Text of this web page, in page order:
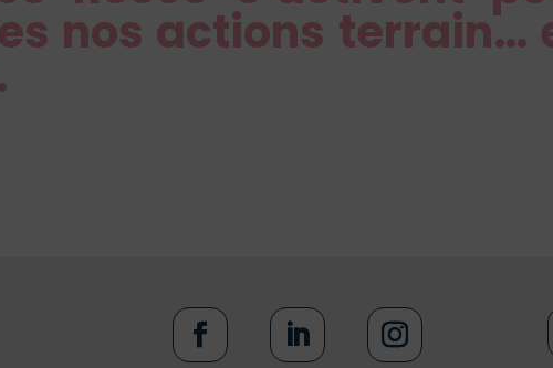
nos actions terrain…